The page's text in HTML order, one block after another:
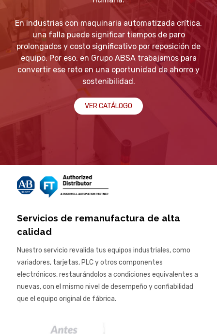
En industrias con maquinaria automatizada crítica,
una falla puede significar tiempos de paro
prolongados y costo significativo por reposición de
equipo. Por eso, en Grupo ABSA trabajamos para
convertir ese reto en una oportunidad de ahorro y
sostenibilidad.
VER CATÁLOGO
Servicios de remanufactura de alta
calidad
Nuestro servicio revalida tus equipos industriales, como
variadores, tarjetas, PLC y otros componentes
electrónicos, restaurándolos a condiciones equivalentes a
nuevas, con el mismo nivel de desempeño y confiabilidad
que el equipo original de fábrica.